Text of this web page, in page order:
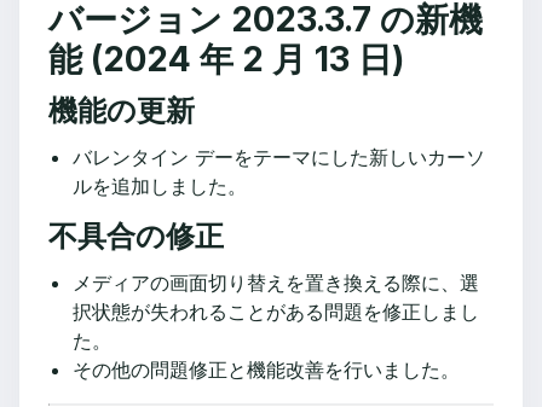
バージョン 2023.3.7 の新機
能 (2024 年 2 月 13 日)
機能の更新
バレンタイン デーをテーマにした新しいカーソ
ルを追加しました。
不具合の修正
メディアの画面切り替えを置き換える際に、選
択状態が失われることがある問題を修正しまし
た。
その他の問題修正と機能改善を行いました。